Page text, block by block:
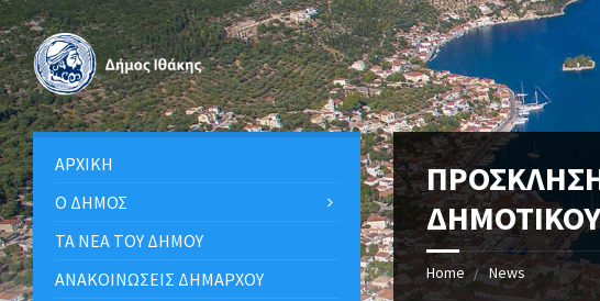
ΔΗΜΟΤΙΚΟΥ
Home News
ΑΡΧΙΚΉ
Ο ΔΉΜΟΣ
ΤΑ ΝΈΑ ΤΟΥ ΔΉΜΟΥ
ΑΝΑΚΟΙΝΩΣΕΙΣ ΔΗΜΑΡΧΟΥ